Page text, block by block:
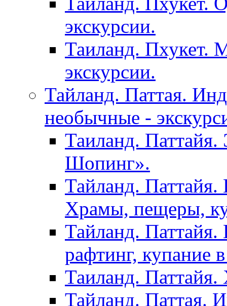
экскурсии.
Таиланд. Пхукет.
экскурсии.
Тайланд. Паттая.
необычные -
Таиланд. Паттайя.
Шопинг».
Тайланд. Паттайя.
Храмы, пещеры,
Тайланд. Паттайя.
рафтинг, купание
Таиланд.
Тайланд. Паттая.